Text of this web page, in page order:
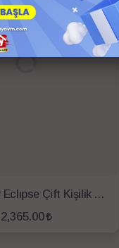
Özdilek Flor Eclıpse Çift Kişilik Nevresim Takımı Sarı
2,365.00